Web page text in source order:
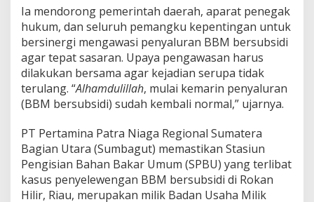
e
l
e
w
e
n
g
a
n
B
M
d
R
o
Ia mendorong pemerintah daerah, aparat penegak
hukum, dan seluruh pemangku kepentingan untuk
bersinergi mengawasi penyaluran BBM bersubsidi
agar tepat sasaran. Upaya pengawasan harus
dilakukan bersama agar kejadian serupa tidak
terulang. “Alhamdulillah, mulai kemarin penyaluran
(BBM bersubsidi) sudah kembali normal,” ujarnya.
PT Pertamina Patra Niaga Regional Sumatera
Bagian Utara (Sumbagut) memastikan Stasiun
Pengisian Bahan Bakar Umum (SPBU) yang terlibat
kasus penyelewengan BBM bersubsidi di Rokan
Hilir, Riau, merupakan milik Badan Usaha Milik